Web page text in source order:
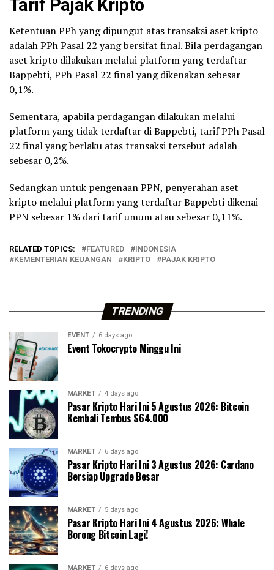
Tarif Pajak Kripto
Ketentuan PPh yang dipungut atas transaksi aset kripto
adalah PPh Pasal 22 yang bersifat final. Bila perdagangan
aset kripto dilakukan melalui platform yang terdaftar
Bappebti, PPh Pasal 22 final yang dikenakan sebesar
0,1%.
Sementara, apabila perdagangan dilakukan melalui
platform yang tidak terdaftar di Bappebti, tarif PPh Pasal
22 final yang berlaku atas transaksi tersebut adalah
sebesar 0,2%.
Sedangkan untuk pengenaan PPN, penyerahan aset
kripto melalui platform yang terdaftar Bappebti dikenai
PPN sebesar 1% dari tarif umum atau sebesar 0,11%.
RELATED TOPICS: FEATURED
INDONESIA
KEMENTERIAN KEUANGAN
KRIPTO PAJAK KRIPTO
TRENDING
EVENT 6 days ago
Event Tokocrypto Minggu Ini
MARKET 4 days ago
Pasar Kripto Hari Ini 5 Agustus 2026: Bitcoin
Kembali Tembus $64.000
MARKET 6 days ago
Pasar Kripto Hari Ini 3 Agustus 2026: Cardano
Bersiap Upgrade Besar
MARKET 5 days ago
Pasar Kripto Hari Ini 4 Agustus 2026: Whale
Borong Bitcoin Lagi!
MARKET 6 days ago